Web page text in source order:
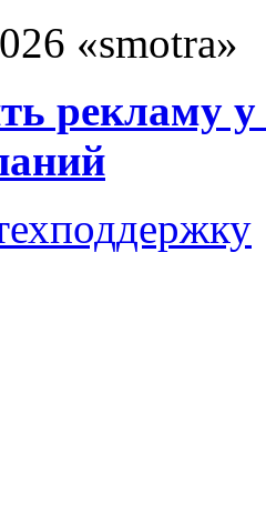
«smotra»
рекламу у